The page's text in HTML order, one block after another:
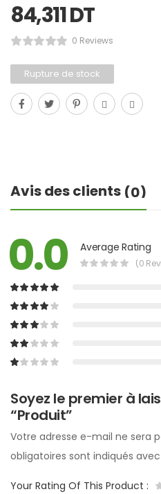
84,311DT
0 Reviews
Rupture de stock
Avis des clients (0)
0.0 Average Rating
(0
Soyez le premier à
“Produit”
Votre adresse e-mail ne sera
obligatoires sont indiqués avec
Your Rating Of This Product :